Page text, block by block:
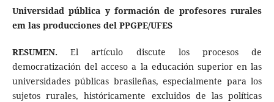
Universidad pública y formación de profesores rurales
em las producciones del PPGPE/UFES
RESUMEN. El artículo discute los procesos de
democratización del acceso a la educación superior en las
universidades públicas brasileñas, especialmente para los
sujetos rurales, históricamente excluidos de las políticas